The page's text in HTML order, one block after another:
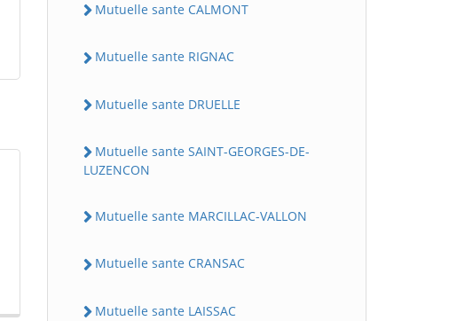
Mutuelle sante CALMONT
Mutuelle sante RIGNAC
Mutuelle sante DRUELLE
Mutuelle sante SAINT-GEORGES-DE-
LUZENCON
Mutuelle sante MARCILLAC-VALLON
Mutuelle sante CRANSAC
Mutuelle sante LAISSAC